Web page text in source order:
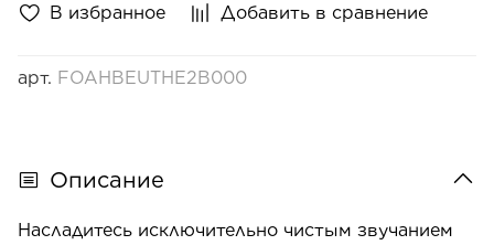
В избранное Добавить в сравнение
арт. FOAHBEUTHE2B000
Описание
Насладитесь исключительно чистым звучанием